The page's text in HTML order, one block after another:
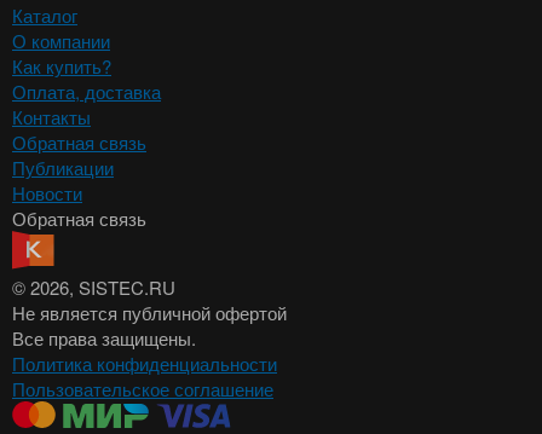
Каталог
О компании
Как купить?
Оплата, доставка
Контакты
Обратная связь
Публикации
Новости
Обратная связь
© 2026, SISTEC.RU
Не является публичной офертой
Все права защищены.
Политика конфиденциальности
Пользовательское соглашение